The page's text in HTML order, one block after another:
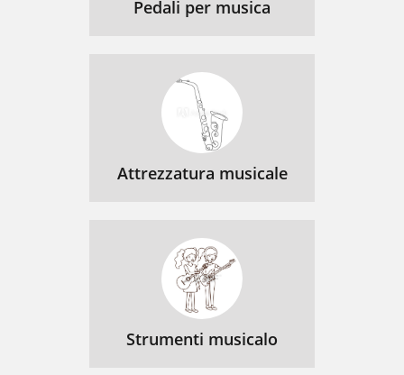
Pedali per musica
Attrezzatura musicale
Strumenti musicalo